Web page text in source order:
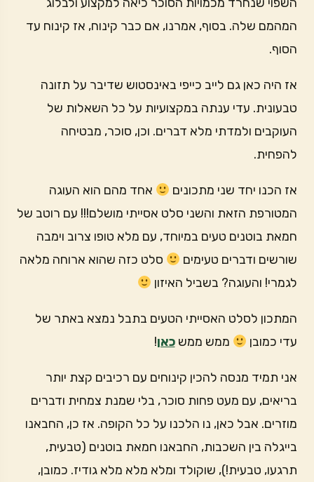
המהמם שלה. בסוף, אמרנו, אם כבר קינוח, אז קינוח עד
הסוף.
אז היה כאן גם לייב כייפי באינסטוש שדיבר על תזונה
טבעונית. עדי ענתה במקצועיות על כל השאלות של
העוקבים ולמדתי מלא דברים. וכן, סוכר, מבטיחה
להפחית.
אז הכנו יחד שני מתכונים
אחד מהם הוא העוגה
המטורפת הזאת והשני סלט אסייתי מושלם!!! עם רוטב של
חמאת בוטנים טעים במיוחד, עם מלא טופו צרוב וימבה
שורשים ודברים טעימים
סלט כזה שהוא ארוחה מלאה
לגמרי! והעוגה? בשביל האיזון
המתכון לסלט האסייתי הטעים בתבל נמצא באתר של
עדי כמובן
ממש ממשכאן!
אני תמיד מנסה להכין קינוחים עם רכיבים קצת יותר
בריאים, עם מעט פחות סוכר, בלי שמנת צמחית ודברים
מוזרים. אבל כאן, נו הלכנו על כל הקופה. אז כן, החבאנו
בייגלה בין השכבות, החבאנו חמאת בוטנים (טבעית,
תרגעו, טבעית!), שוקולד ומלא מלא מלא גודיז. כמובן,